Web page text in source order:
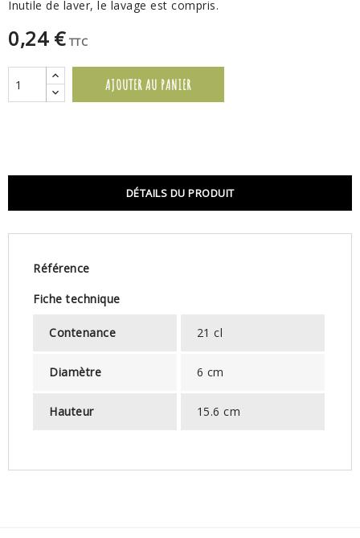
Inutile de laver, le lavage est compris.
0,24 € TTC
AJOUTER AU PANIER
DÉTAILS DU PRODUIT
Référence
Fiche technique
Contenance 21 cl
Diamètre 6 cm
Hauteur 15.6 cm